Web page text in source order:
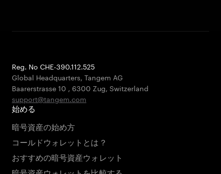
Reg. No CHE-390.112.525
Global Headquarters, Tangem AG
Baarerstrasse 10 , 6300 Zug, Switzerland
support@tangem.com
始める
暗号資産の始め方
コールドウォレットとは？
おすすめの暗号資産ウォレット